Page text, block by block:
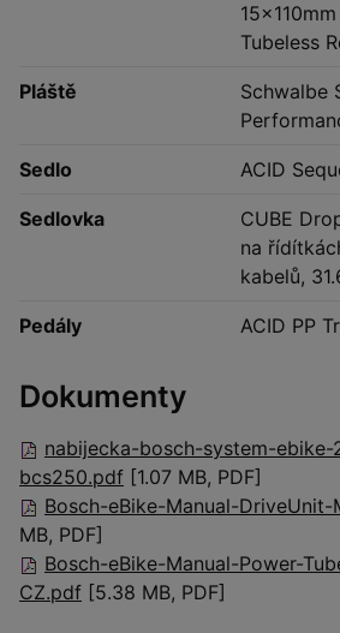
Tubeless
Pláště
Schwalbe
Sedlo ACID
Sedlovka
CUBE
na
kabelů,
Pedály ACID PP
Dokumenty
nabijecka-bosch-system-
bcs250.pdf [1.07 MB, PDF]
Bosch-eBike-Manual-
MB, PDF]
Bosch-eBike-Manual-Power-
CZ.pdf [5.38 MB, PDF]